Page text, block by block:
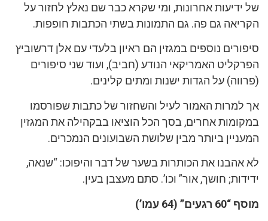
של ידיעות אחרונות, ומי שקרא כבר שם נאלץ לחזור על
הקריאה גם פה. גם התמונות בשתי הכתבות חופפות.
סיפורים נוספים במגזין הם ראיון בלעדי עם אלן דרשוביץ
הפרקליט האמריקאי הנודע (חביב), ועוד שני סיפורים
(פרווה) על הגדות ישנות ומתים קלינים.
אך למרות האמור לעיל והשחזור של כתבות שפורסמו
במקומות אחרים, בסך הכל הוציאו בבקהילה את המגזין
המעניין ביותר מבין שלושת השבועונים הנמכרים.
לא אהבנו את הכותרות בשער של דבר והיפוכו: “שנאה,
ידידות; חושך, אור” וכו’. סתם מעצבן בעין.
מוסף “60 רגעים” (64 עמו’)